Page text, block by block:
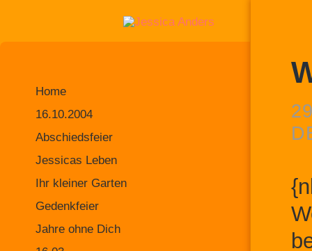
Home
16.10.2004
Abschiedsfeier
Jessicas Leben
Ihr kleiner Garten
Gedenkfeier
Jahre ohne Dich